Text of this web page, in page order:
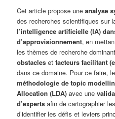
Cet article propose uneanalyse
des recherches scientifiques sur
l’intelligence artificielle (IA)
d’approvisionnement, en
les thèmes de recherche
obstacles etfacteurs facilitant
dans ce domaine. Pour ce faire,
méthodologie de topic
Allocation (LDA) avec une
d’experts afin de cartographier
d’identifier les défis et leviers